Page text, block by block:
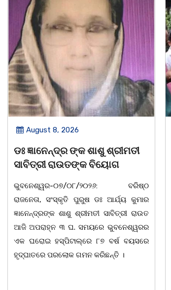
August 8, 2026
ବନ୍ୟା ବିପନ୍ନଙ୍କୁ ଶୁଖିଲା ଖାଦ୍ୟ
ବଣ୍ଟନ
07/08/26 ବନ୍ୟା ବିପନ୍ନଙ୍କ ଉଦେଶ୍ୟରେ
ଦଶରଥପୁର ଯୁବ କଂଗ୍ରେସ ପକ୍ଷରୁ ରିଲିଫ
ସାମଗ୍ରୀ ବଣ୍ଟନ କରାଯାଇଥିବା ଦେଖାଯାଇଛି ।
ବ୍ଲକସ୍ଥ କସପା, ତରପଦା, ମଲିକାପୁର,
ନିଜାମପୁର, ଦୁଦୁରାଅଣ୍ଟା, କମାରଡିହ, କୟାଁ ଆଦି
ପଞ୍ଚାୟତରେ ପ୍ରାୟ ୧୫ ଶହ ପରିବାରକୁ ମୁଡି,